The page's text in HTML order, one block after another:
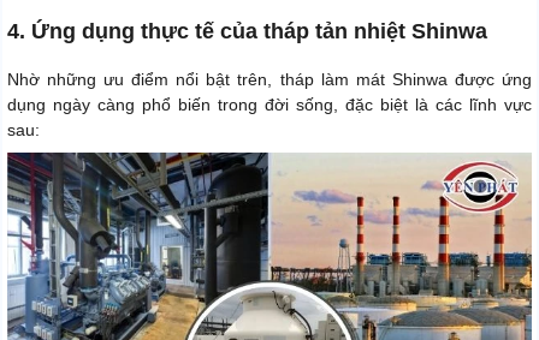
4. Ứng dụng thực tế của tháp tản nhiệt Shinwa
Nhờ những ưu điểm nổi bật trên, tháp làm mát Shinwa được ứng
dụng ngày càng phổ biến trong đời sống, đặc biệt là các lĩnh vực
sau: